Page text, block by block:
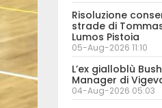
Risoluzione
strade di
Lumos Pistoia
05-Aug-2026 11:10
L’ex gialloblù
Manager di
04-Aug-2026 05:03